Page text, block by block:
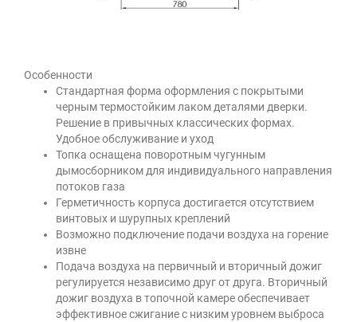
Особенности
Стандартная форма оформления с покрытыми
черным термостойким лаком деталями дверки.
Решение в привычных классических формах.
Удобное обслуживание и уход
Топка оснащена поворотным чугунным
дымосборником для индивидуального направления
потоков газа
Герметичность корпуса достигается отсутствием
винтовых и шурупных креплений
Возможно подключение подачи воздуха на горение
извне
Подача воздуха на первичный и вторичный дожиг
регулируется независимо друг от друга. Вторичный
дожиг воздуха в топочной камере обеспечивает
эффективное сжигание с низким уровнем выброса